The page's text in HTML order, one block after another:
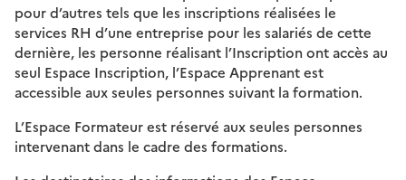
pour d’autres tels que les inscriptions réalisées le
services RH d’une entreprise pour les salariés de cette
dernière, les personne réalisant l’Inscription ont accès au
seul Espace Inscription, l’Espace Apprenant est
accessible aux seules personnes suivant la formation.
L’Espace Formateur est réservé aux seules personnes
intervenant dans le cadre des formations.